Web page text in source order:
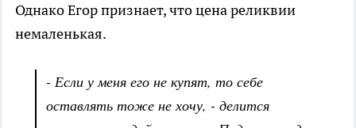
Однако Егор признает, что цена реликвии
немаленькая.
- Если у меня его не купят, то себе
оставлять тоже не хочу, - делится